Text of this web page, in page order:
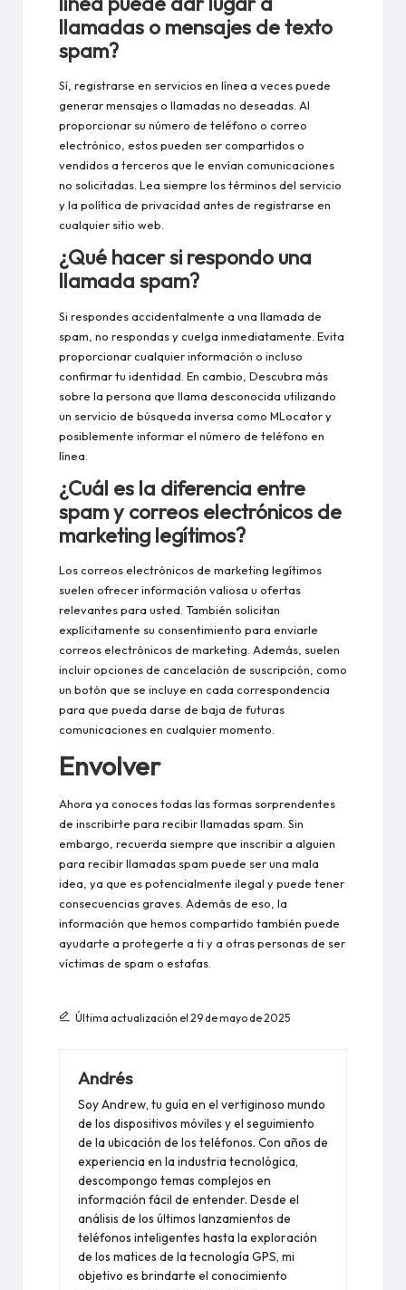
llamadas o mensajes de texto
spam?
Sí, registrarse en servicios en línea a veces puede
generar mensajes o llamadas no deseadas. Al
proporcionar su número de teléfono o correo
electrónico, estos pueden ser compartidos o
vendidos a terceros que le envían comunicaciones
no solicitadas. Lea siempre los términos del servicio
y la política de privacidad antes de registrarse en
cualquier sitio web.
¿Qué hacer si respondo una
llamada spam?
Si respondes accidentalmente a una llamada de
spam, no respondas y cuelga inmediatamente. Evita
proporcionar cualquier información o incluso
confirmar tu identidad. En cambio, Descubra más
sobre la persona que llama desconocida utilizando
un servicio de búsqueda inversa como MLocator y
posiblemente informar el número de teléfono en
línea.
¿Cuál es la diferencia entre
spam y correos electrónicos de
marketing legítimos?
Los correos electrónicos de marketing legítimos
suelen ofrecer información valiosa u ofertas
relevantes para usted. También solicitan
explícitamente su consentimiento para enviarle
correos electrónicos de marketing. Además, suelen
incluir opciones de cancelación de suscripción, como
un botón que se incluye en cada correspondencia
para que pueda darse de baja de futuras
comunicaciones en cualquier momento.
Envolver
Ahora ya conoces todas las formas sorprendentes
de inscribirte para recibir llamadas spam. Sin
embargo, recuerda siempre que inscribir a alguien
para recibir llamadas spam puede ser una mala
idea, ya que es potencialmente ilegal y puede tener
consecuencias graves. Además de eso, la
información que hemos compartido también puede
ayudarte a protegerte a ti y a otras personas de ser
víctimas de spam o estafas.
Última actualización el 29 de mayo de 2025
Andrés
Soy Andrew, tu guía en el vertiginoso mundo
de los dispositivos móviles y el seguimiento
de la ubicación de los teléfonos. Con años de
experiencia en la industria tecnológica,
descompongo temas complejos en
información fácil de entender. Desde el
análisis de los últimos lanzamientos de
teléfonos inteligentes hasta la exploración
de los matices de la tecnología GPS, mi
objetivo es brindarte el conocimiento